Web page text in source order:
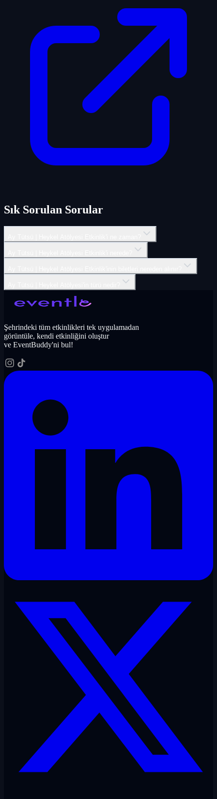
Sık Sorulan Sorular
Şehrindeki tüm etkinlikleri tek uygulamadan
görüntüle, kendi etkinliğini oluştur
ve EventBuddy'ni bul!